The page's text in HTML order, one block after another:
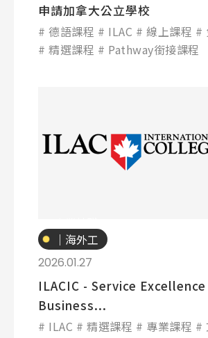
申請加拿大公立學校
德語課程 ILAC 線上課程
精選課程
Pathway銜接課程
｜海外工
讀
2026.01.27
ILACIC - Service
Business...
ILAC 精選課程 專業課程